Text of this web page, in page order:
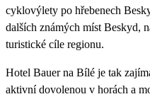
cyklovýlety po hřebenech
dalších známých míst Beskyd,
turistické cíle regionu.
Hotel Bauer na Bílé je tak
aktivní dovolenou v horách a